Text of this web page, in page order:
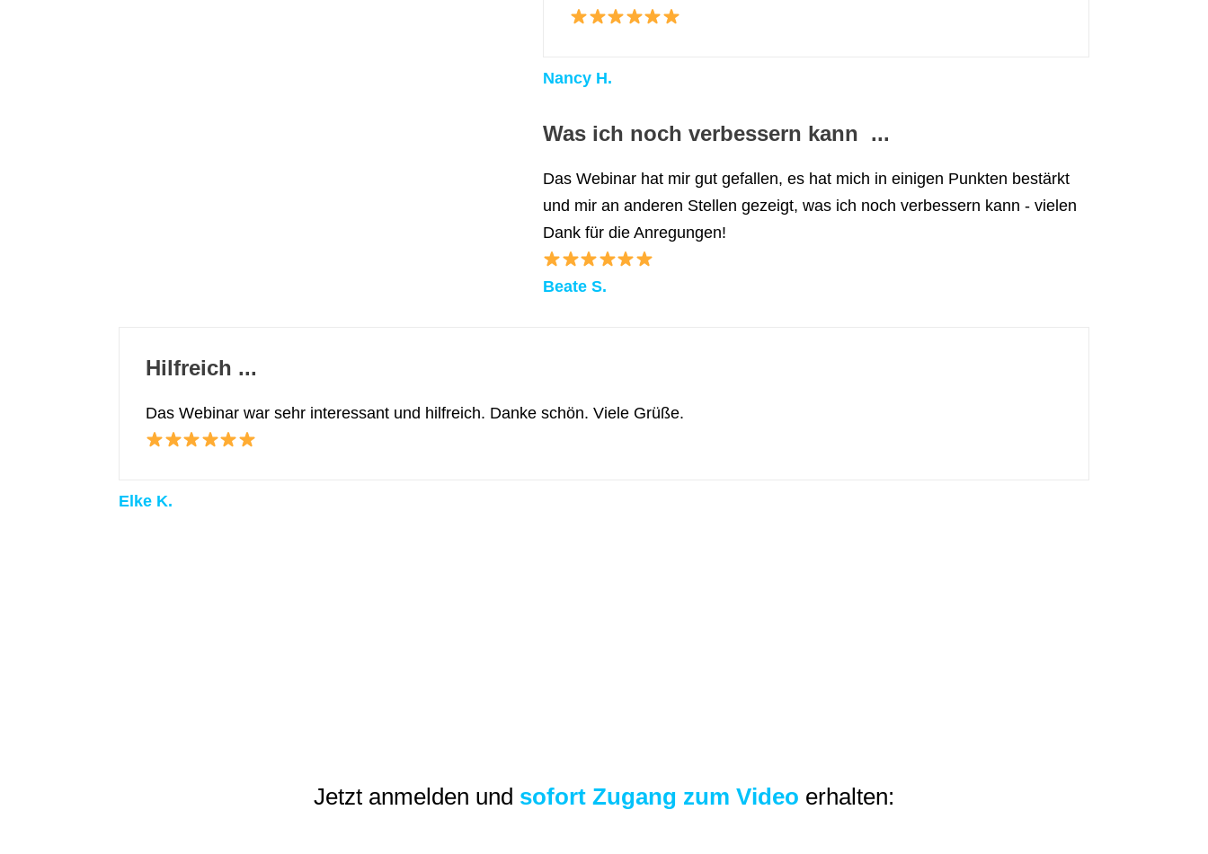
Nancy H.
Was ich noch verbessern kann ...
Das Webinar hat mir gut gefallen, es hat mich in einigen Punkten bestärkt
und mir an anderen Stellen gezeigt, was ich noch verbessern kann - vielen
Dank für die Anregungen!
Beate S.
Hilfreich ...
Das Webinar war sehr interessant und hilfreich. Danke schön. Viele Grüße.
Elke K.
Jetzt anmelden und sofort Zugang zum Video erhalten: